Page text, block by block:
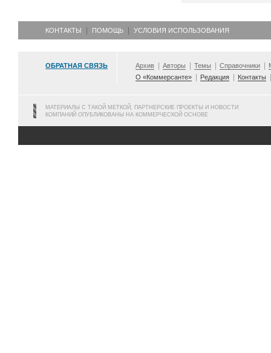
КОНТАКТЫ ПОМОЩЬ УСЛОВИЯ ИСПОЛЬЗОВАНИЯ
ОБРАТНАЯ СВЯЗЬ Архив Авторы Темы Справочники
О «Коммерсанте»
Редакция Контакты
МАТЕРИАЛЫ С ТАКОЙ МЕТКОЙ, ПАРТНЕРСКИЕ ПРОЕКТЫ И НОВОСТИ
КОМПАНИЙ ОПУБЛИКОВАНЫ НА КОММЕРЧЕСКОЙ ОСНОВЕ